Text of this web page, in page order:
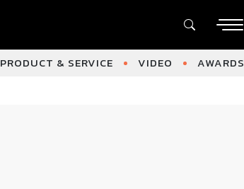
PRODUCT & SERVICE VIDEO AWARDS